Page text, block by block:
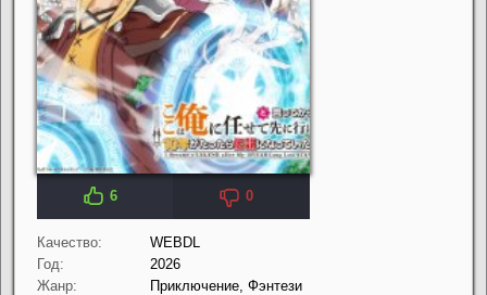
6 0
Качество:
WEBDL
Год:
2026
Жанр:
Приключение, Фэнтези